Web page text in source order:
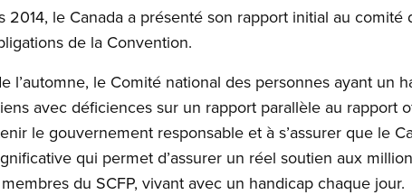
2014, le Canada a présenté son rapport initial au
de la Convention.
l’automne, le Comité national des personnes ayant un
avec déficiences sur un rapport parallèle au rapport
le gouvernement responsable et à s’assurer que le
qui permet d’assurer un réel soutien aux
du SCFP, vivant avec un handicap chaque jour.